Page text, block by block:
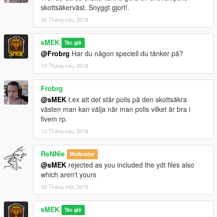
-Fixed the random ambulance, fireworker skin spawn.
skottsäkerväst. Snyggt gjort!.
06 Tháng sáu, 2018
sMEK Tác giả
@Frobrg Har du någon speciell du tänker på?
10 Tháng sáu, 2018
Frobrg
@sMEK t.ex att det står polis på den skottsäkra
västen man kan välja när man polis vilket är bra i
fivem rp.
12 Tháng sáu, 2018
ReNNie Moderator
@sMEK rejected as you included the ydt files also
which aren't yours
08 Tháng một, 2019
sMEK Tác giả